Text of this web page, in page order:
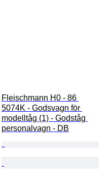
Fleischmann H0 - 86
5074K - Godsvagn för
modelltåg (1) - Godståg
personalvagn - DB